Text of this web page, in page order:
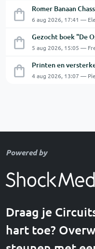
Romer Banaan
6 aug 2026, 17:41 —
5 aug 2026, 15:05 —
Printen en
4 aug 2026, 13:07 —
Powered by
Draag je
hart toe?